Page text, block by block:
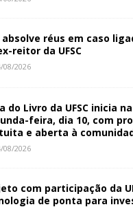
absolve réus em caso
reitor da UFSC
08/2026
do Livro da UFSC inicia
feira, dia 10, com
e aberta à
08/2026
com participação da
de ponta para